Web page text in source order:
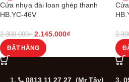
Cửa nhựa đài loan ghép thanh
HB.YC-46V
2.300.000₫ 2.145.000₫
ĐẶT HÀNG
1. 0813 11 27 27 (Mr Tây) 3.